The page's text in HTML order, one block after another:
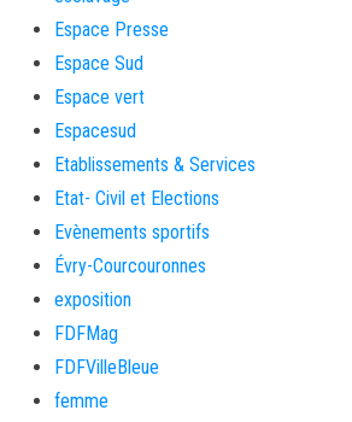
Espace Presse
Espace Sud
Espace vert
Espacesud
Etablissements & Services
Etat- Civil et Elections
Evènements sportifs
Évry-Courcouronnes
exposition
FDFMag
FDFVilleBleue
femme